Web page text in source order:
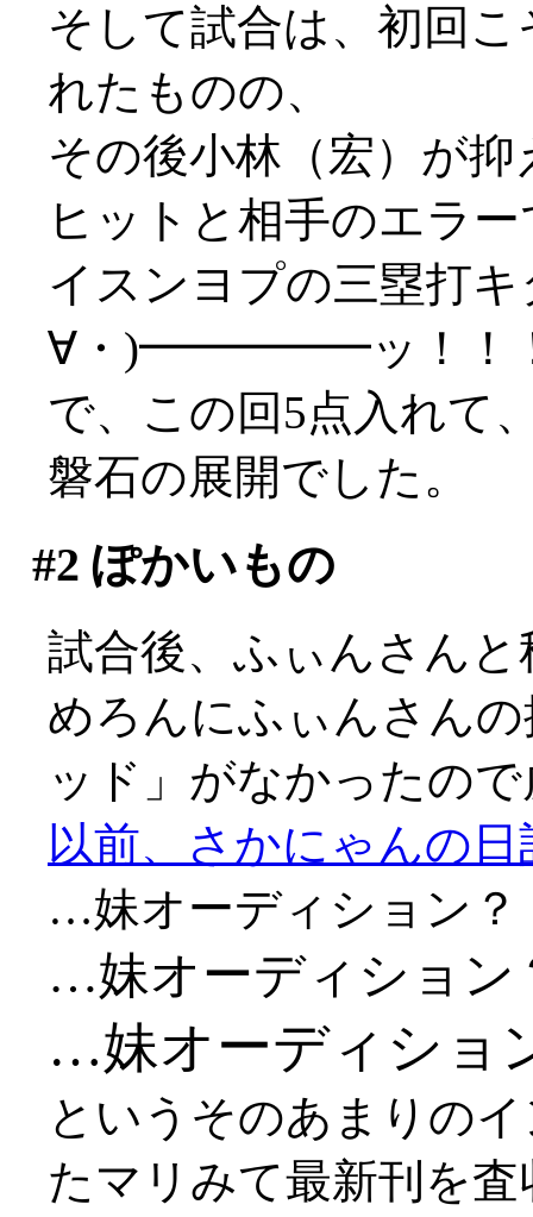
そして試合は、初回
れたものの、
その後小林（宏）が
ヒットと相手のエラ
イスンヨプの三塁
∀・)━━━━━ッ！！
で、この回5点入れて
磐石の展開でした。
#2 ぽかいもの
試合後、ふぃんさん
めろんにふぃんさん
ッド」がなかったの
以前、さかにゃんの
…妹オーディション？
…妹オーディション
…妹オーディショ
というそのあまりの
たマリみて最新刊を査